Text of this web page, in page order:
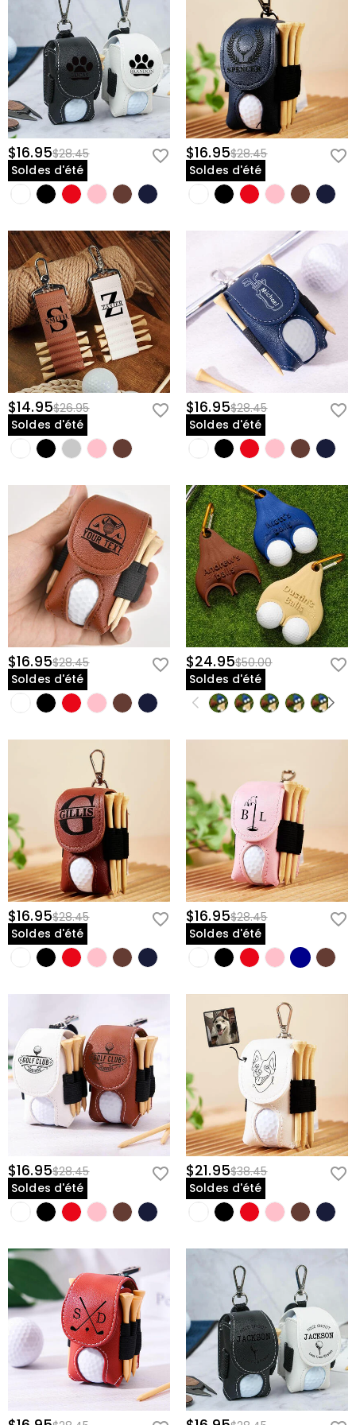
$16.95$28.45
Soldes d'été
$16.95$28.45
Soldes d'été
$14.95$26.95
Soldes d'été
$16.95$28.45
Soldes d'été
$16.95$28.45
Soldes d'été
$24.95$50.00
Soldes d'été
$16.95$28.45
Soldes d'été
$16.95$28.45
Soldes d'été
$16.95$28.45
Soldes d'été
$21.95$38.45
Soldes d'été